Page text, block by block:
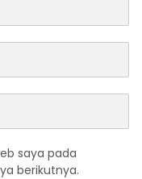
saya pada
berikutnya.